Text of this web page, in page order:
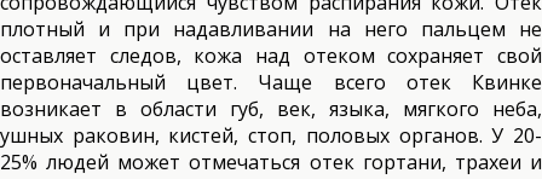
плотный и при надавливании на него пальцем не
оставляет следов, кожа над отеком сохраняет свой
первоначальный цвет. Чаще всего отек Квинке
возникает в области губ, век, языка, мягкого неба,
ушных раковин, кистей, стоп, половых органов. У 20-
25% людей может отмечаться отек гортани, трахеи и